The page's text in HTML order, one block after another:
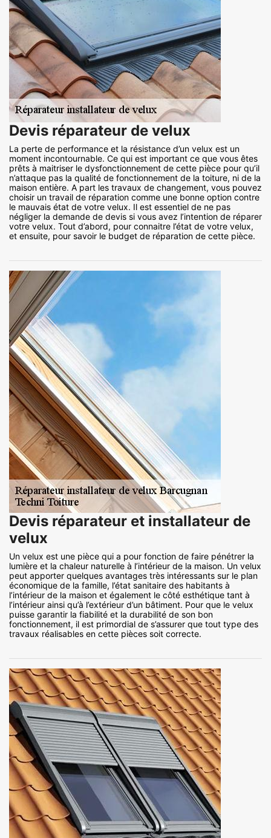
Devis réparateur de velux
La perte de performance et la résistance d’un velux est un
moment incontournable. Ce qui est important ce que vous êtes
prêts à maitriser le dysfonctionnement de cette pièce pour qu’il
n’attaque pas la qualité de fonctionnement de la toiture, ni de la
maison entière. A part les travaux de changement, vous pouvez
choisir un travail de réparation comme une bonne option contre
le mauvais état de votre velux. Il est essentiel de ne pas
négliger la demande de devis si vous avez l’intention de réparer
votre velux. Tout d’abord, pour connaitre l’état de votre velux,
et ensuite, pour savoir le budget de réparation de cette pièce.
Devis réparateur et installateur de
velux
Un velux est une pièce qui a pour fonction de faire pénétrer la
lumière et la chaleur naturelle à l’intérieur de la maison. Un velux
peut apporter quelques avantages très intéressants sur le plan
économique de la famille, l’état sanitaire des habitants à
l’intérieur de la maison et également le côté esthétique tant à
l’intérieur ainsi qu’à l’extérieur d’un bâtiment. Pour que le velux
puisse garantir la fiabilité et la durabilité de son bon
fonctionnement, il est primordial de s’assurer que tout type des
travaux réalisables en cette pièces soit correcte.